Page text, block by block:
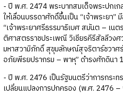
- ปี พ.ศ. 2474 พระบาทสมเด็จพระปกเก
ให้เลื่อนบรรดาศักดิ์ขึ้นเป็น “เจ้าพระยา
“เจ้าพระยาศรีธรรมาธิเบศ สมันต – เน
ติศาสตรราชประเพณี วิเชียรคีรีสัลลีว
มหาสวามิภักดิ์ สุขุมลักษณ์สุจริตาร์ชวา
อภัยพีรยปรากรม – พาหุ” ดำรงศักดินา
- ปี พ.ศ. 2476 เป็นรัฐมนตรีว่าการกระท
เปลี่ยนแปลงการปกครอง (พ.ศ. 2476